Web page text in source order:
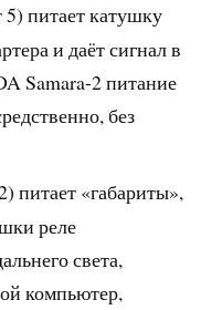
5) питает катушку
и даёт сигнал в
2 питание
без
питает «габариты»,
реле
света,
компьютер,